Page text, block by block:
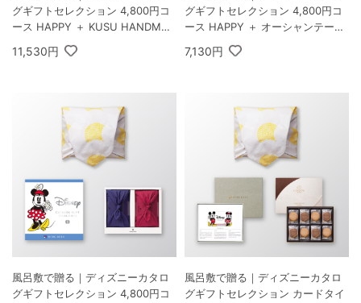
グギフトセレクション 4,800円コ
ース HAPPY ＋ KUSU HANDMAD
E くすのきアロマ バスギフトセッ
ト C
11,530円
グギフトセレクション 4,800円コ
ース HAPPY ＋ オーシャンテール
極バームセット A
7,130円
風呂敷で贈る｜ディズニーカタロ
グギフトセレクション 4,800円コ
風呂敷で贈る｜ディズニーカタロ
グギフトセレクション カードタイ